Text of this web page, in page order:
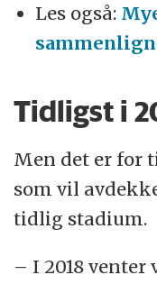
Les også:
Tidligst i
Men det er for
som vil
tidlig stadium.
– I 2018 venter